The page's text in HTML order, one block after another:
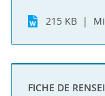
215 KB
FICHE DE